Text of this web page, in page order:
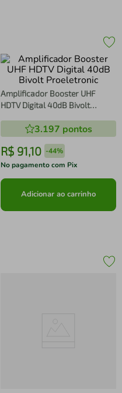
Amplificador Booster UHF
HDTV Digital 40dB Bivolt
3.197 pontos
R$ 91,10 -44%
No pagamento com Pix
Adicionar ao carrinho